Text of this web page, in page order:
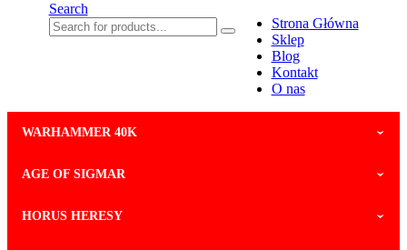
Search
Strona Główna
Sklep
Blog
Kontakt
O nas
WARHAMMER 40K
AGE OF SIGMAR
HORUS HERESY